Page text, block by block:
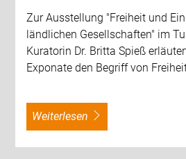
Zur Ausstellung "Freiheit und
ländlichen Gesellschaften" im
Kuratorin Dr. Britta Spieß
Exponate den Begriff von
weiterlesen